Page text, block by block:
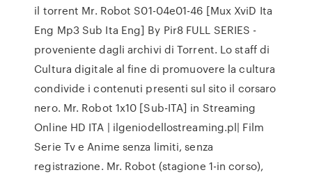
il torrent Mr. Robot S01-04e01-46 [Mux XviD Ita
Eng Mp3 Sub Ita Eng] By Pir8 FULL SERIES -
proveniente dagli archivi di Torrent. Lo staff di
Cultura digitale al fine di promuovere la cultura
condivide i contenuti presenti sul sito il corsaro
nero. Mr. Robot 1x10 [Sub-ITA] in Streaming
Online HD ITA | ilgeniodellostreaming.pl| Film
Serie Tv e Anime senza limiti, senza
registrazione. Mr. Robot (stagione 1-in corso),